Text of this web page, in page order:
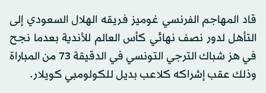
قاد المهاجم الفرنسي غوميز فريقه الهلال السعودي إلى
التأهل لدور نصف نهائي كأس العالم للأندية بعدما نجح
في هز شباك الترجي التونسي في الدقيقة 73 من المباراة
وذلك عقب إشراكه كلاعب بديل للكولومبي كويلار.